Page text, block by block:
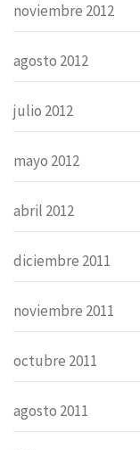
noviembre 2012
agosto 2012
julio 2012
mayo 2012
abril 2012
diciembre 2011
noviembre 2011
octubre 2011
agosto 2011